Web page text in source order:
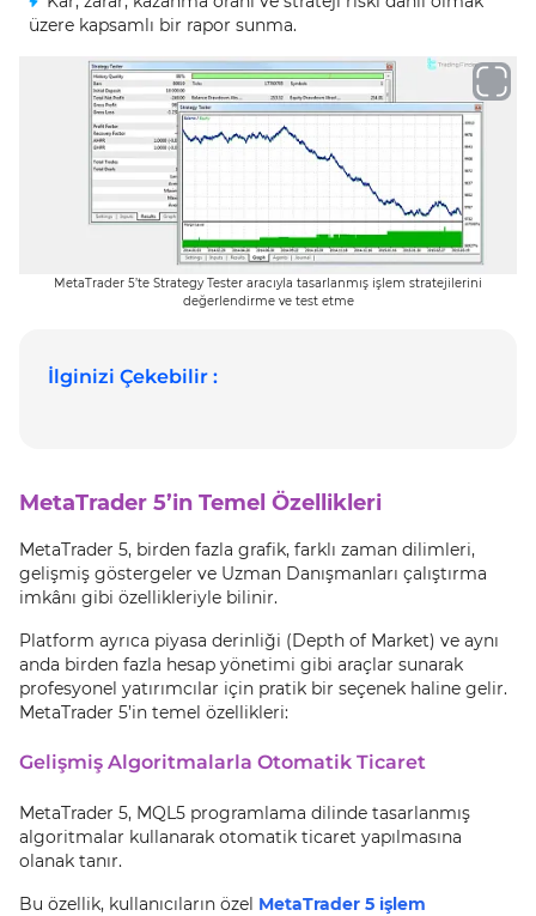
üzere kapsamlı bir rapor sunma.
MetaTrader 5’te Strategy Tester aracıyla tasarlanmış işlem stratejilerini
değerlendirme ve test etme
İlginizi Çekebilir :
MetaTrader 5’in Temel Özellikleri
MetaTrader 5, birden fazla grafik, farklı zaman dilimleri,
gelişmiş göstergeler ve Uzman Danışmanları çalıştırma
imkânı gibi özellikleriyle bilinir.
Platform ayrıca piyasa derinliği (Depth of Market) ve aynı
anda birden fazla hesap yönetimi gibi araçlar sunarak
profesyonel yatırımcılar için pratik bir seçenek haline gelir.
MetaTrader 5’in temel özellikleri:
Gelişmiş Algoritmalarla Otomatik Ticaret
MetaTrader 5, MQL5 programlama dilinde tasarlanmış
algoritmalar kullanarak otomatik ticaret yapılmasına
olanak tanır.
Bu özellik, kullanıcıların özel MetaTrader 5 işlem